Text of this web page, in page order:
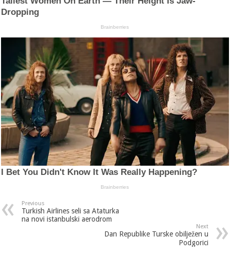
Previous
Turkish Airlines seli sa Ataturka
na novi istanbulski aerodrom
Next
Dan Republike Turske obilježen u
Podgorici